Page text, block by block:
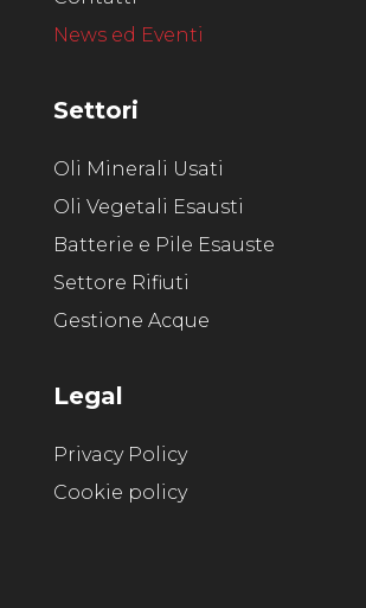
News ed Eventi
Settori
Oli Minerali Usati
Oli Vegetali Esausti
Batterie e Pile Esauste
Settore Rifiuti
Gestione Acque
Legal
Privacy Policy
Cookie policy